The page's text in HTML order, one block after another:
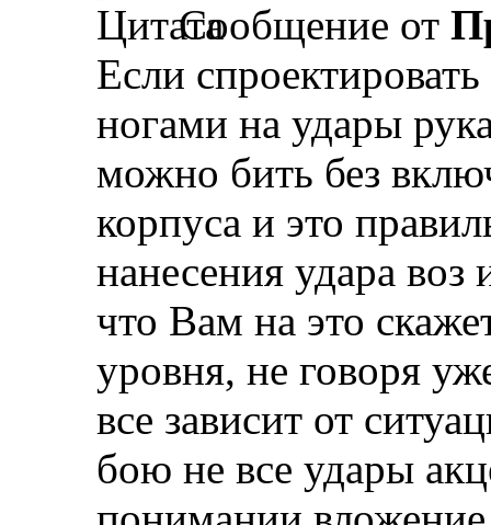
Сообщение от
Если
ногами на удары
можно бить без
корпуса и это
нанесения удара воз
что Вам на это
уровня, не говоря
все зависит от
бою не все удары